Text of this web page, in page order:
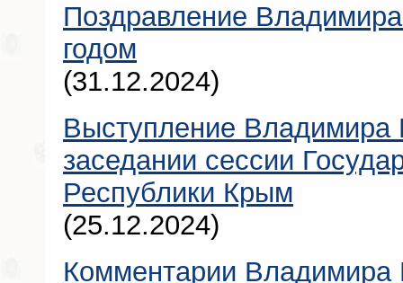
Поздравление
годом
(31.12.2024)
Выступление Владимира
заседании сессии
Республики Крым
(25.12.2024)
Комментарии Владимира